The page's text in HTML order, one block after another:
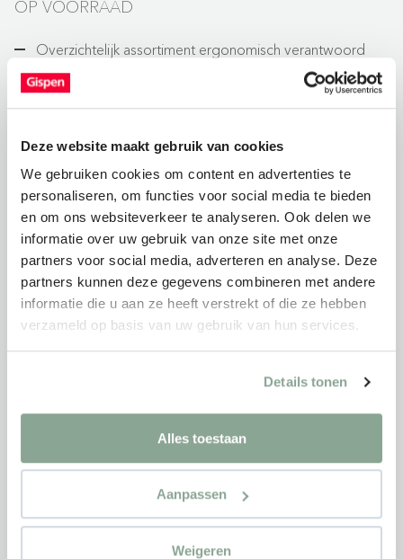
Deze website maakt gebruik van cookies
We gebruiken cookies om content en advertenties te
personaliseren, om functies voor social media te bieden
en om ons websiteverkeer te analyseren. Ook delen we
informatie over uw gebruik van onze site met onze
partners voor social media, adverteren en analyse. Deze
partners kunnen deze gegevens combineren met andere
informatie die u aan ze heeft verstrekt of die ze hebben
verzameld op basis van uw gebruik van hun services.
Details tonen
Alles toestaan
Aanpassen
Weigeren
OP VOORRAAD
Overzichtelijk assortiment ergonomisch verantwoord
meubilair.
Levering via logistieke partner die ook track & trace
informatie verzorgt.
ZELF SAMENGESTELD
Breed assortiment, keuze uit de volledige Gispen